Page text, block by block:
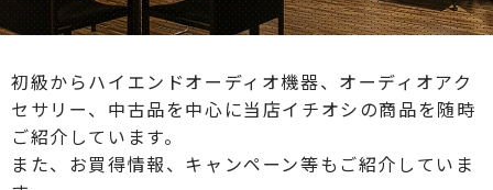
初級からハイエンドオーディオ機器、オーディオアク
セサリー、中古品を中心に当店イチオシの商品を随時
ご紹介しています。
また、お買得情報、キャンペーン等もご紹介していま